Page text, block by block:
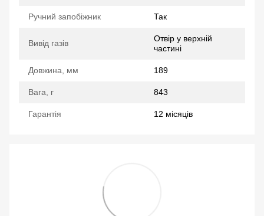
Ручний запобіжник Так
Вивід газів
Отвір у верхній
частині
Довжина, мм 189
Вага, г 843
Гарантія 12 місяців